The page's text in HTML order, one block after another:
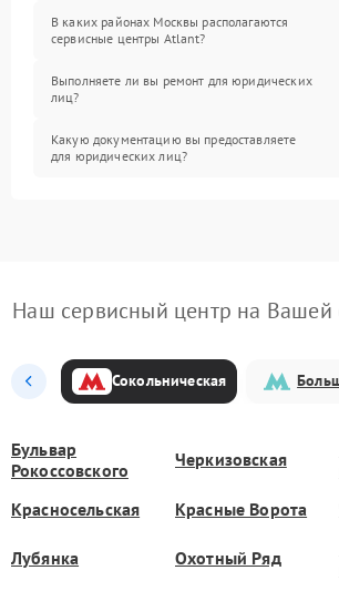
В каких районах Москвы располагаются
сервисные центры Atlant?
Выполняете ли вы ремонт для юридических
лиц?
Какую документацию вы предоставляете
для юридических лиц?
Наш сервисный центр на Вашей
Сокольническая
Бульвар
Рокоссовского
Черкизовская
Красносельская
Красные Ворота
Лубянка Охотный Ряд